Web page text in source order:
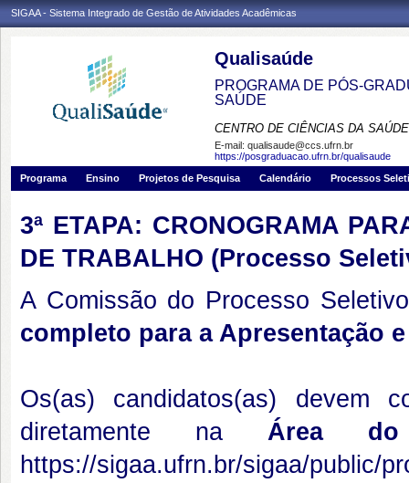
SIGAA - Sistema Integrado de Gestão de Atividades Acadêmicas
Qualisaúde
PROGRAMA DE PÓS-
SAÚDE
CENTRO DE CIÊNCIAS DA SAÚDE
E-mail: qualisaude@ccs.ufrn.br
https://posgraduacao.ufrn.br/qualisaude
Programa
Ensino Projetos de Pesquisa Calendário Processos
3ª ETAPA: CRONOGRAMA
DE TRABALHO (Processo
A Comissão do Processo
completo para a Apresentação
Os(as) candidatos(as)
diretamente naÁrea do
https://sigaa.ufrn.br/sigaa/public/